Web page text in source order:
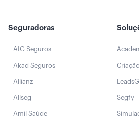
Seguradoras
AIG Seguros
Akad Seguros
Allianz
Allseg
Amil Saúde
Segfy